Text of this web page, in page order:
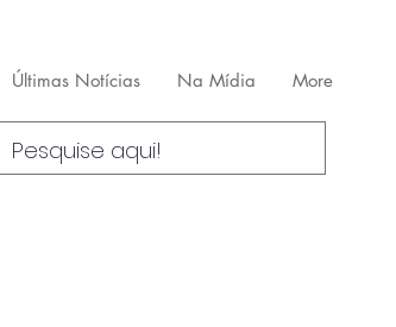
Últimas Notícias Na Mídia More